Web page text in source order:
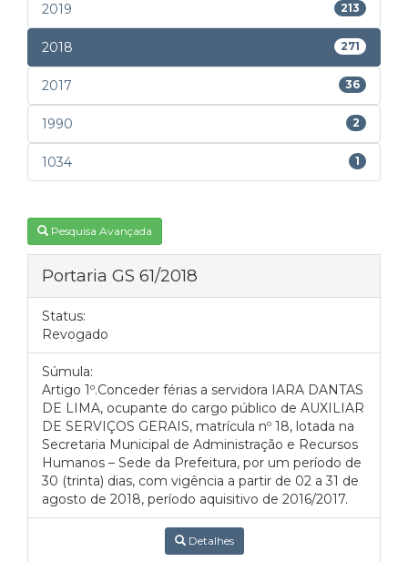
2019 213
2018 271
2017 36
1990 2
1034 1
Pesquisa Avançada
Portaria GS 61/2018
Status:
Revogado
Súmula:
Artigo 1º.Conceder férias a servidora IARA DANTAS
DE LIMA, ocupante do cargo público de AUXILIAR
DE SERVIÇOS GERAIS, matrícula nº 18, lotada na
Secretaria Municipal de Administração e Recursos
Humanos – Sede da Prefeitura, por um período de
30 (trinta) dias, com vigência a partir de 02 a 31 de
agosto de 2018, período aquisitivo de 2016/2017.
Detalhes